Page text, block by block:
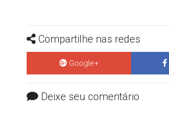
Compartilhe nas redes
Google+
Deixe seu comentário